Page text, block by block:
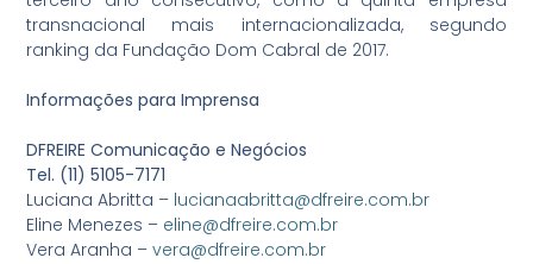
transnacional mais internacionalizada, segundo
ranking da Fundação Dom Cabral de 2017.
Informações para Imprensa
DFREIRE Comunicação e Negócios
Tel. (11) 5105-7171
Luciana Abritta – lucianaabritta@dfreire.com.br
Eline Menezes – eline@dfreire.com.br
Vera Aranha –vera@dfreire.com.br